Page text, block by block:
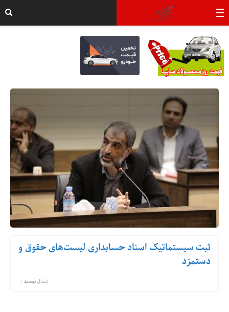
ثبت سیستماتیک اسناد حسابداری لیست‌های حقوق و
دستمزد
ارسال توسط :